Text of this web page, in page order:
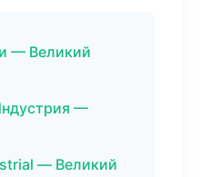
— Великий
—
— Великий